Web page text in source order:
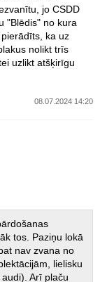
jo CSDD
"Blēdis" no kura
ka uz
nolikt trīs
uzlikt atšķirīgu
08.07.2024 14:20
tos. Paziņu lokā
nav zvana no
lielisku
Arī plaču